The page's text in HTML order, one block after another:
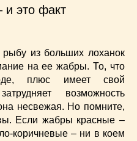
и это факт
из больших лоханок
на ее жабры. То, что
плюс имеет свой
возможность
несвежая. Но помните,
Если жабры красные –
коричневые – ни в коем